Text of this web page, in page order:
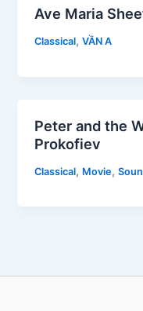
Ave Maria
Classical,VẦN A
Peter and the
Prokofiev
Classical, Movie,